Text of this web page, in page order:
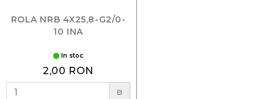
ROLA NRB 4X25,8-G2/0-
10 INA
In stoc
2,00 RON
B